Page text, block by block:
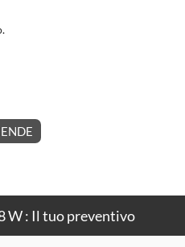
W : Il tuo preventivo